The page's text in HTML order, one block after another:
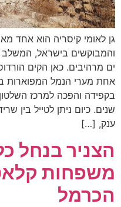
גן לאומי קיסריה הוא אחד
והמבוקשים בישראל, המשלב
אחת מערי הנמל המפוארות
בקפידה והפכה למרכז
שנים. כיום ניתן לטייל בין
ענק, […]
הצניר בנחל
משפחות
הכרמל